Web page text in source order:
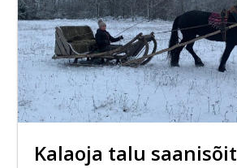
Kalaoja talu saanisõit